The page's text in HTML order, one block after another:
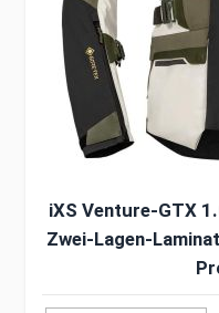
iXS Venture-GTX
Zwei-Lagen-